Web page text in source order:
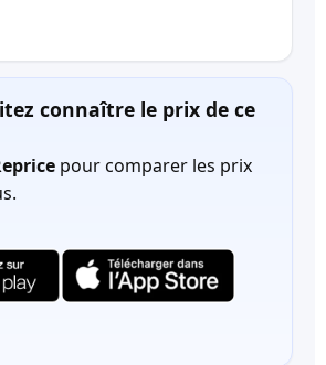
connaître le prix de ce
pour comparer les prix